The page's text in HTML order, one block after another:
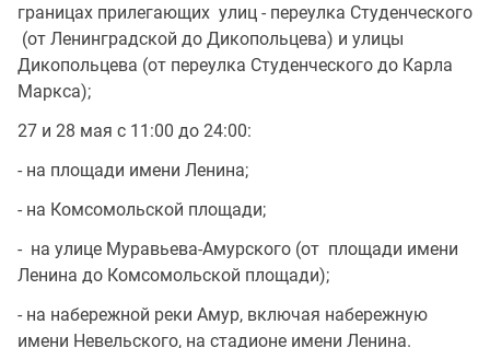
границах прилегающих улиц - переулка Студенческого
(от Ленинградской до Дикопольцева) и улицы
Дикопольцева (от переулка Студенческого до Карла
Маркса);
27 и 28 мая с 11:00 до 24:00:
- на площади имени Ленина;
- на Комсомольской площади;
- на улице Муравьева-Амурского (от площади имени
Ленина до Комсомольской площади);
- на набережной реки Амур, включая набережную
имени Невельского, на стадионе имени Ленина.